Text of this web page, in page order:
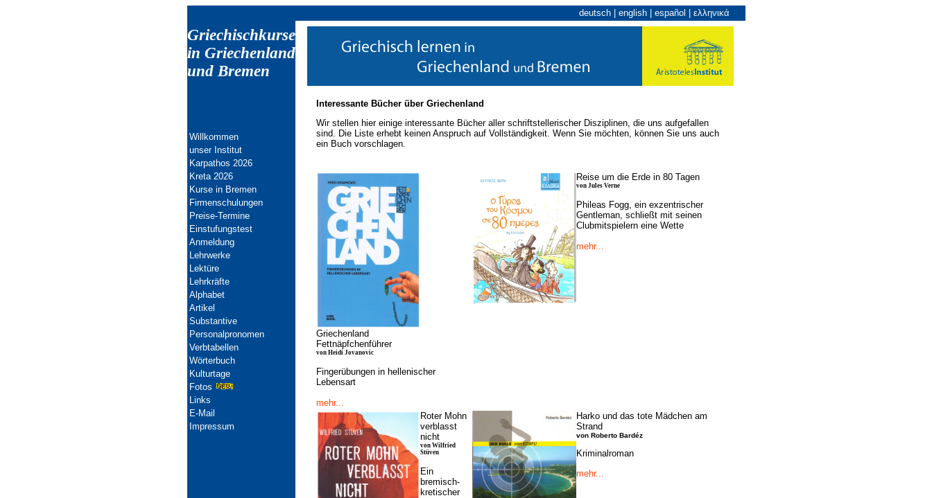
Griechischkurse
in Griechenland
und Bremen
Willkommen
unser Institut
Karpathos 2026
Kreta 2026
Kurse in Bremen
Firmenschulungen
Preise-Termine
Einstufungstest
Anmeldung
Lehrwerke
Lektüre
Lehrkräfte
Alphabet
Artikel
Substantive
Personalpronomen
Verbtabellen
Wörterbuch
Kulturtage
Fotos
Links
E-Mail
Impressum
deutsch english español ελληνικά
Interessante Bücher über Griechenland
Wir stellen hier einige interessante Bücher aller schriftstellerischer Disziplinen, die uns aufgefallen
sind. Die Liste erhebt keinen Anspruch auf Vollständigkeit. Wenn Sie möchten, können Sie uns auch
ein Buch vorschlagen.
Griechenland
Fettnäpfchenführer
von Heidi Jovanovic
Fingerübungen in hellenischer
Lebensart
mehr...
Reise um die Erde in 80 Tagen
von Jules Verne
Phileas Fogg, ein exzentrischer
Gentleman, schließt mit seinen
Clubmitspielern eine Wette
mehr...
Roter Mohn
verblasst
nicht
von Wilfried
Stüven
Ein
bremisch-
kretischer
Harko und das tote Mädchen am
Strand
von Roberto Bardéz
Kriminalroman
mehr...